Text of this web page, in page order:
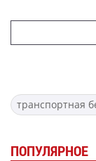
транспортная
ПОПУЛЯРНОЕ